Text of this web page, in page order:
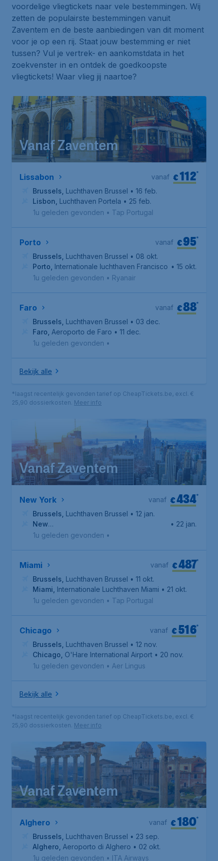
voordelige vliegtickets naar vele bestemmingen. Wij
zetten de populairste bestemmingen vanuit
Zaventem en de beste aanbiedingen van dit moment
voor je op een rij. Staat jouw bestemming er niet
tussen? Vul je vertrek- en aankomstdata in het
zoekvenster in en ontdek de goedkoopste
vliegtickets! Waar vlieg jij naartoe?
Vanaf Zaventem
Lissabon €112*
vanaf
Brussels Luchthaven Brussel • 16 feb.
Lisbon Luchthaven Portela • 25 feb.
1u geleden gevonden • Tap Portugal
Porto €95*
vanaf
Brussels Luchthaven Brussel • 08 okt.
Porto Internationale luchthaven Francisco Sá Carneiro
• 15 okt.
1u geleden gevonden • Ryanair
Faro €88*
vanaf
Brussels Luchthaven Brussel • 03 dec.
Faro Aeroporto de Faro • 11 dec.
1u geleden gevonden •
Bekijk alle
*laagst recentelijk gevonden tarief op CheapTickets.be, excl. €
25,90 dossierkosten. Meer info
Vanaf Zaventem
New York €434*
vanaf
Brussels Luchthaven Brussel • 12 jan.
New
York, Newark Liberty International Airport
• 22 jan.
1u geleden gevonden •
Miami €487*
vanaf
Brussels Luchthaven Brussel • 11 okt.
Miami Internationale Luchthaven Miami • 21 okt.
1u geleden gevonden • Tap Portugal
Chicago €516*
vanaf
Brussels Luchthaven Brussel • 12 nov.
Chicago O'Hare International Airport • 20 nov.
1u geleden gevonden • Aer Lingus
Bekijk alle
*laagst recentelijk gevonden tarief op CheapTickets.be, excl. €
25,90 dossierkosten. Meer info
Vanaf Zaventem
Alghero €180*
vanaf
Brussels Luchthaven Brussel • 23 sep.
Alghero Aeroporto di Alghero • 02 okt.
1u geleden gevonden • ITA Airways